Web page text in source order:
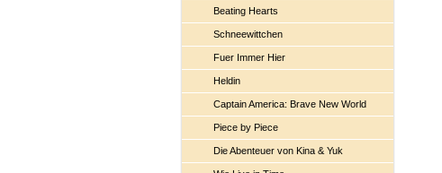
Beating Hearts
Schneewittchen
Fuer Immer Hier
Heldin
Captain America: Brave New World
Piece by Piece
Die Abenteuer von Kina & Yuk